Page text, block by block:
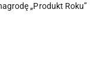
„Produkt Roku”